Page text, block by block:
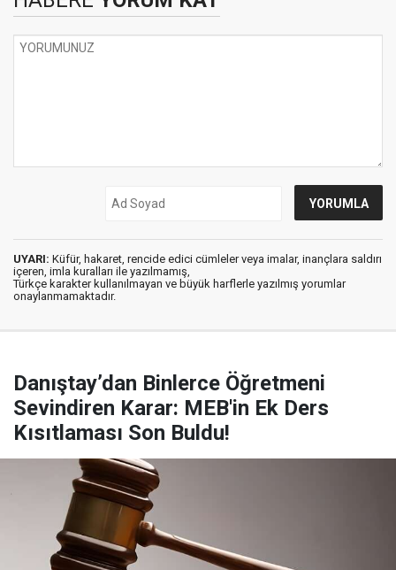
UYARI: Küfür, hakaret, rencide edici cümleler veya imalar, inançlara saldırı
içeren, imla kuralları ile yazılmamış,
Türkçe karakter kullanılmayan ve büyük harflerle yazılmış yorumlar
onaylanmamaktadır.
Danıştay’dan Binlerce Öğretmeni
Sevindiren Karar: MEB'in Ek Ders
Kısıtlaması Son Buldu!